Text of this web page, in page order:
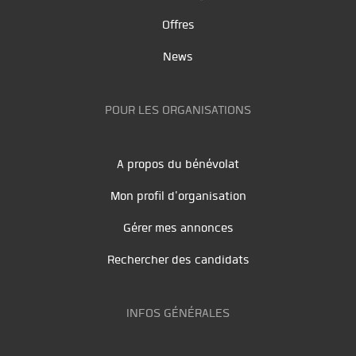
Offres
News
POUR LES ORGANISATIONS
A propos du bénévolat
Mon profil d'organisation
Gérer mes annonces
Rechercher des candidats
INFOS GÉNÉRALES